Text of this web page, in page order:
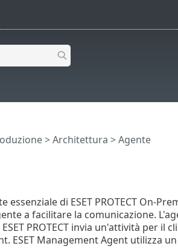
>Architettura > Agente
di ESET PROTECT On-
a facilitare la comunicazione.
ESET PROTECT invia un'attività per
ESET Management Agent utilizza